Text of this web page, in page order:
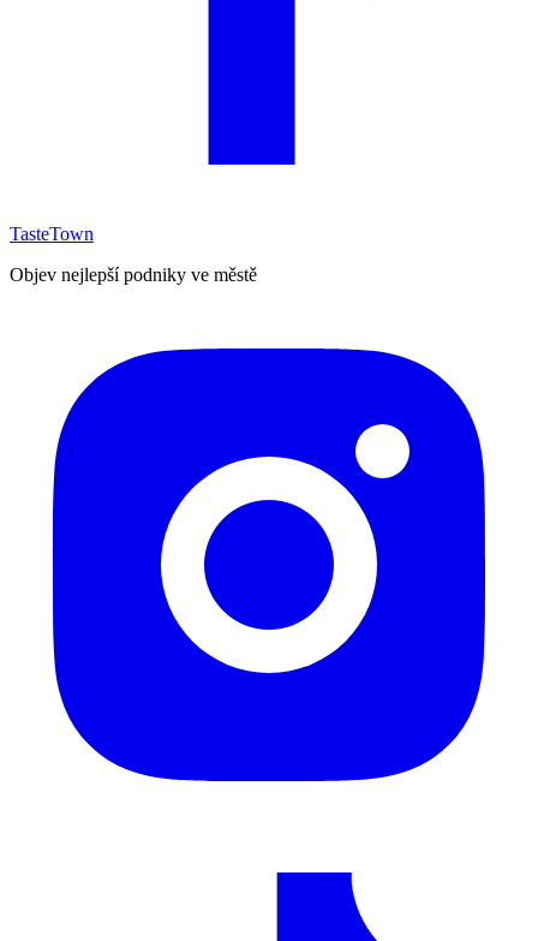
TasteTown
Objev nejlepší podniky ve městě